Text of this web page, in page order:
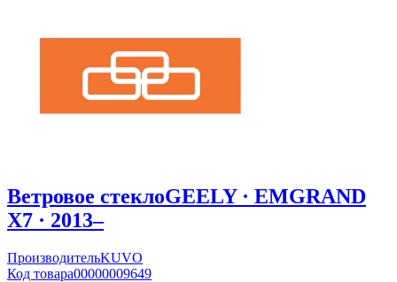
Ветровое стеклоGEELY · EMGRAND
X7 · 2013–
ПроизводительKUVO
Код товара00000009649